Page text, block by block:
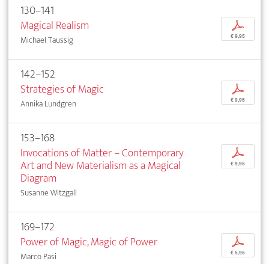
130–141
Magical Realism
Michael Taussig
p
€ 9,95
142–152
Strategies of Magic
Annika Lundgren
p
€ 9,95
153–168
Invocations of Matter – Contemporary
Art and New Materialism as a Magical
Diagram
Susanne Witzgall
p
€ 9,95
169–172
Power of Magic, Magic of Power
Marco Pasi
p
€ 5,95